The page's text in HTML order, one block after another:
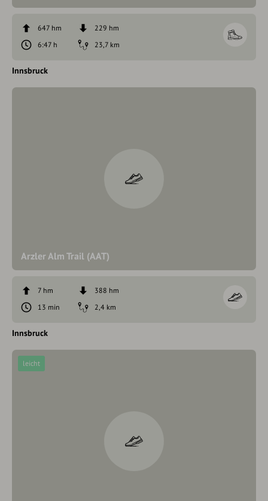
647 hm
229 hm
6:47 h
23,7 km
Innsbruck
Arzler Alm Trail (AAT)
7 hm
388 hm
13 min
2,4 km
Innsbruck
leicht